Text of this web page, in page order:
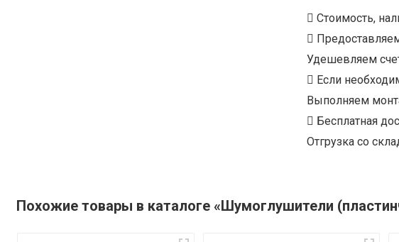
Стоимость,
Удешевляем
Если
Выполняем
Бесплатная
Отгрузка со
Похожие товары в каталоге «Шумоглушители